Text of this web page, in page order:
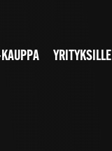
YRITYKSILLE